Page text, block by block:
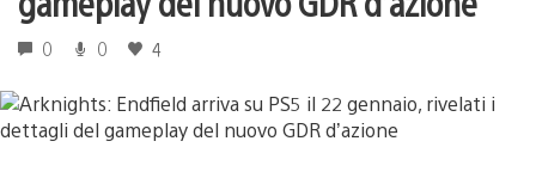
0 0 4